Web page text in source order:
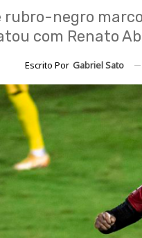
negro
com Renato
Escrito Por Gabriel Sato